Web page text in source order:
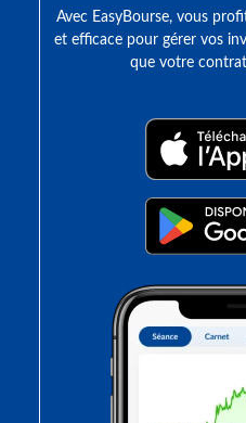
Avec EasyBourse, vous
et efficace pour gérer vos
que votre contrat